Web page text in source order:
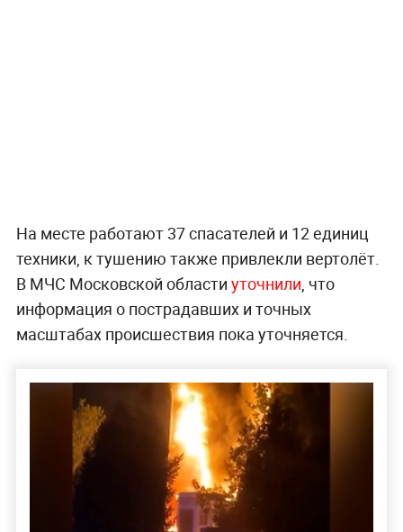
На месте работают 37 спасателей и 12 единиц
техники, к тушению также привлекли вертолёт.
В МЧС Московской области уточнили , что
информация о пострадавших и точных
масштабах происшествия пока уточняется.